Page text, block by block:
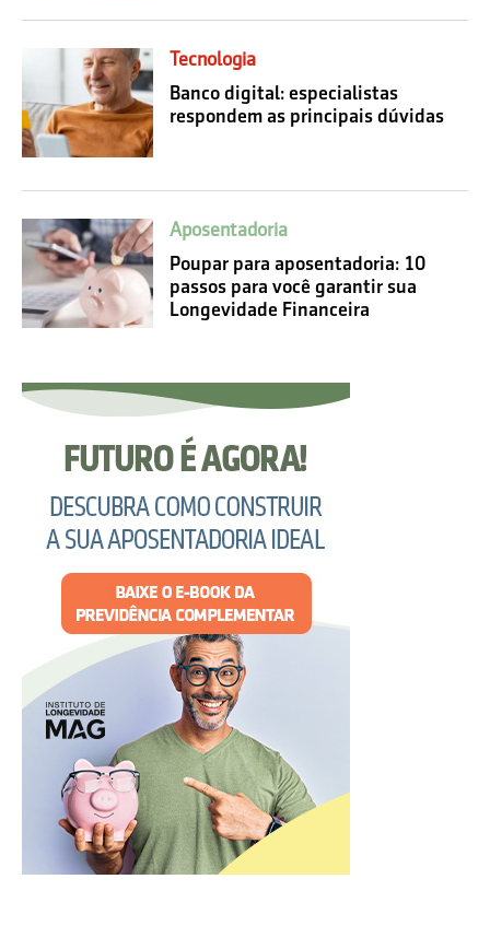
Tecnologia
Banco digital: especialistas
respondem as principais dúvidas
Aposentadoria
Poupar para aposentadoria: 10
passos para você garantir sua
Longevidade Financeira